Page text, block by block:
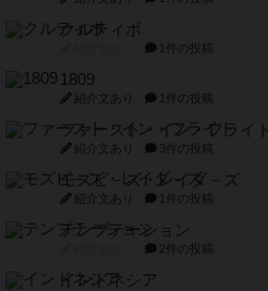
クルティボ
1件の投稿
1809
紹介文あり 1件の投稿
ファースト・イン・フライト
紹介文あり 3件の投稿
モズビ－ズ・レイダ－ズ
紹介文あり 1件の投稿
テンプテーション
2件の投稿
インドネシア